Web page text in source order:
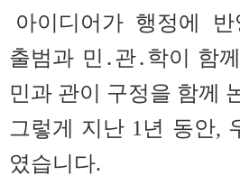
아이디어가 행정에
출범과 민․관․학이 함
민과 관이 구정을 함께
그렇게 지난 1년 동안,
였습니다.